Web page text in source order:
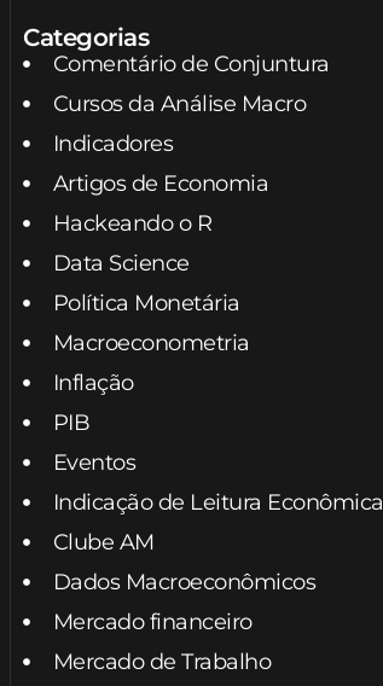
Categorias
Comentário de Conjuntura
Cursos da Análise Macro
Indicadores
Artigos de Economia
Hackeando o R
Data Science
Política Monetária
Macroeconometria
Inflação
PIB
Eventos
Indicação de Leitura Econômica
Clube AM
Dados Macroeconômicos
Mercado financeiro
Mercado de Trabalho